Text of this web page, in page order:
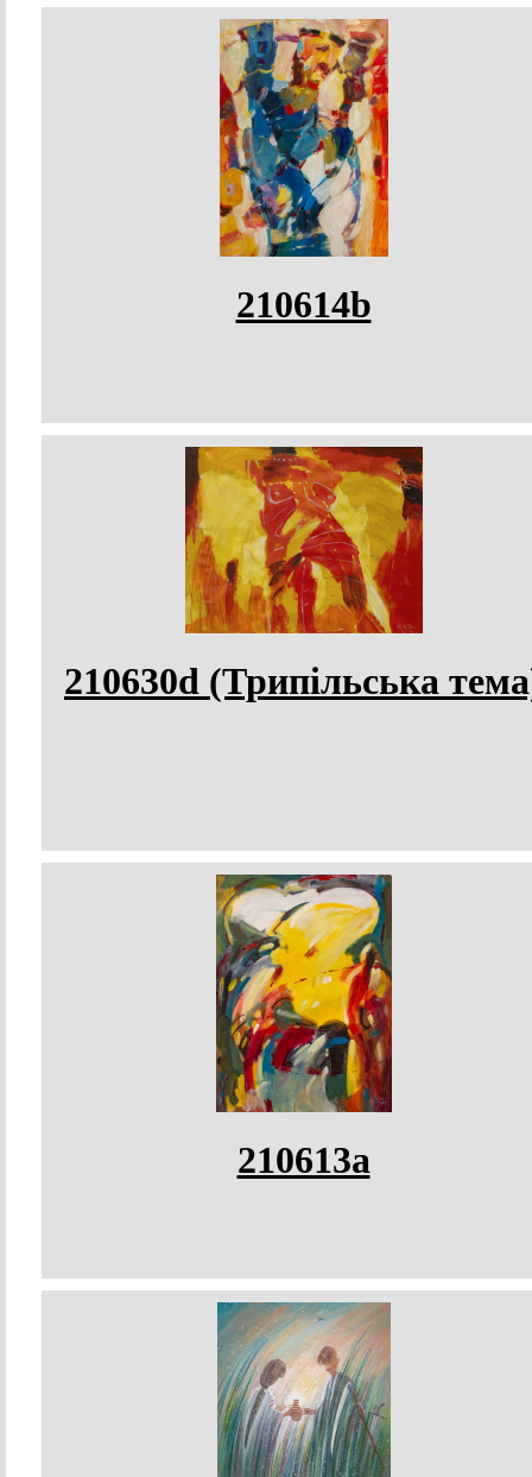
210614b
210630d (Трипільська
210613a